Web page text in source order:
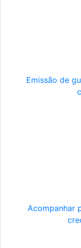
Emissão de
Acompanhar